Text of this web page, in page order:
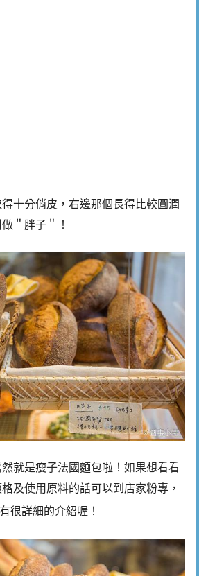
十分俏皮，右邊那個長得比較圓潤
＂胖子＂！
就是瘦子法國麵包啦！如果想看看
及使用原料的話可以到店家粉專，
很詳細的介紹喔！